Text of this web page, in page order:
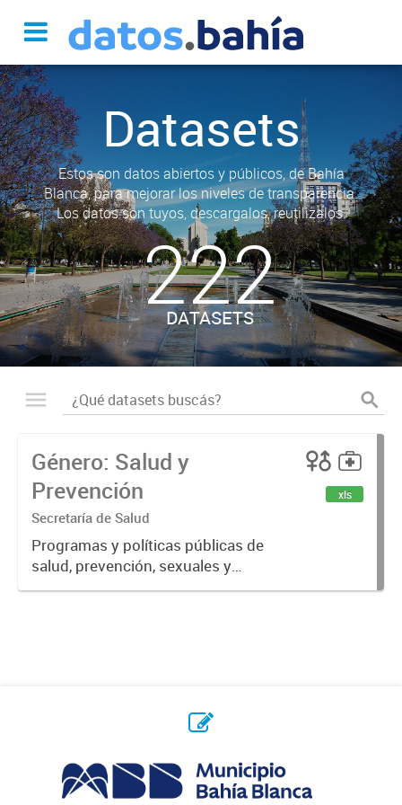
Datasets
Estos son datos abiertos y públicos, de Bahía
Blanca, para mejorar los niveles de transparencia.
Los datos son tuyos, descargalos, reutilizalos.
222
DATASETS
Género: Salud y
Prevención
Secretaría de Salud
Programas y políticas públicas de
salud, prevención, sexuales y
reproductivas.
xls